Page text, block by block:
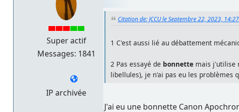
Super actif
Messages: 1841
IP archivée
Citation de: JCCU le Septembre 22, 2023,
1 C'est aussi lié au débattement
2 Pas essayé de bonnette mais j'utilise
libellules), je n'ai pas eu les problèmes
J'ai eu une bonnette Canon